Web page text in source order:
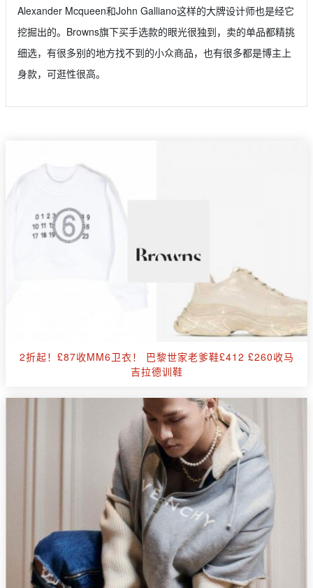
Alexander Mcqueen和John Galliano这样的大牌设计师也是经它
挖掘出的。Browns旗下买手选款的眼光很独到，卖的单品都精挑
细选，有很多别的地方找不到的小众商品，也有很多都是博主上
身款，可逛性很高。
2折起！£87收MM6卫衣！ 巴黎世家老爹鞋£412 £260收马
吉拉德训鞋